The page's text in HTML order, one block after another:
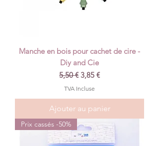
Manche en bois pour cachet de cire -
Diy and Cie
Prix original
5,50 € Prix promotionnel
3,85 €
TVA Incluse
Ajouter au panier
Prix cassés -50%